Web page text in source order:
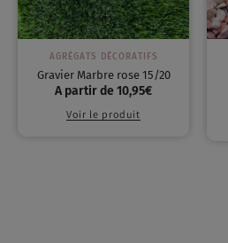
AGRÉGATS DÉCORATIFS
Gravier Marbre rose 15/20
A partir de 10,95€
Voir le produit